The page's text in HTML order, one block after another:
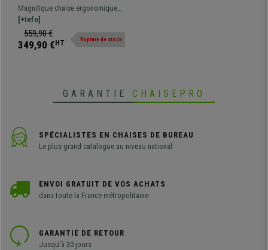
Totalement Ajustable,
Support Lombaire, Gris
Magnifique chaise ergonomique
totalement ajustable, confortable
et très résistante. Idéal pour une
utilisation intensive.
[+Info]
559,90 €
349,90 € HT Rupture de stock
GARANTIE CHAISEPRO
SPÉCIALISTES EN CHAISES DE BUREAU
Le plus grand catalogue au niveau national
ENVOI GRATUIT DE VOS ACHATS
dans toute la France métropolitaine
GARANTIE DE RETOUR
Jusqu'à 30 jours